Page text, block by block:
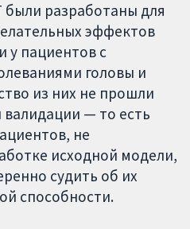
разработаны для
эффектов
у пациентов с
головы и
из них не прошли
— то есть
не
исходной модели,
судить об их
способности.